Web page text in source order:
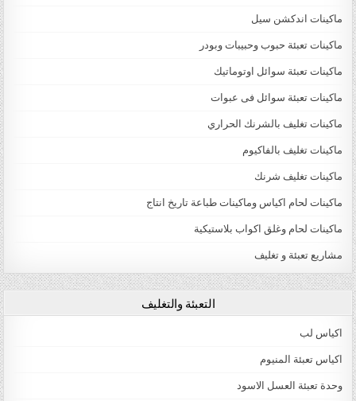
ماكينات اندكشن سيل
ماكينات تعبئة حبوب وحبيبات وبودر
ماكينات تعبئة سوائل اوتوماتيك
ماكينات تعبئة سوائل فى عبوات
ماكينات تغليف بالشرنك الحراري
ماكينات تغليف بالفاكيوم
ماكينات تغليف شرنك
ماكينات لحام اكياس وماكينات طباعة تاريخ انتاج
ماكينات لحام وغلق اكواب بلاستيكية
مشاريع تعبئة و تغليف
التعبئة والتغليف
اكياس لب
اكياس تعبئة المنيوم
وحدة تعبئة العسل الاسود